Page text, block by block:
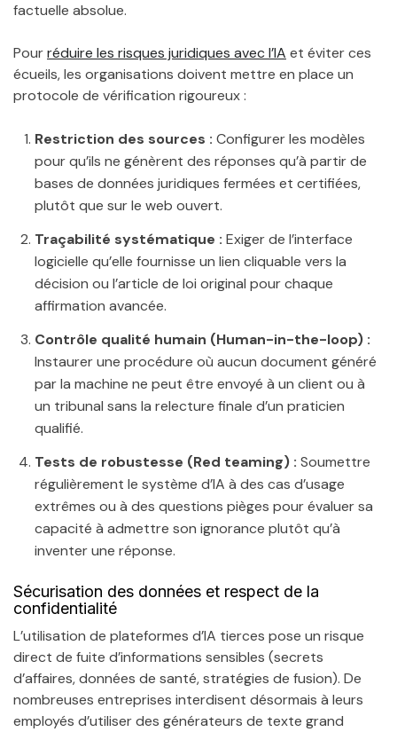
factuelle absolue.
Pourréduire les risques juridiques avec l’IA et éviter ces
écueils, les organisations doivent mettre en place un
protocole de vérification rigoureux :
Restriction des sources : Configurer les modèles
pour qu’ils ne génèrent des réponses qu’à partir de
bases de données juridiques fermées et certifiées,
plutôt que sur le web ouvert.
Traçabilité systématique : Exiger de l’interface
logicielle qu’elle fournisse un lien cliquable vers la
décision ou l’article de loi original pour chaque
affirmation avancée.
Contrôle qualité humain (Human-in-the-loop) :
Instaurer une procédure où aucun document généré
par la machine ne peut être envoyé à un client ou à
un tribunal sans la relecture finale d’un praticien
qualifié.
Tests de robustesse (Red teaming) : Soumettre
régulièrement le système d’IA à des cas d’usage
extrêmes ou à des questions pièges pour évaluer sa
capacité à admettre son ignorance plutôt qu’à
inventer une réponse.
Sécurisation des données et respect de la
confidentialité
L’utilisation de plateformes d’IA tierces pose un risque
direct de fuite d’informations sensibles (secrets
d’affaires, données de santé, stratégies de fusion). De
nombreuses entreprises interdisent désormais à leurs
employés d’utiliser des générateurs de texte grand